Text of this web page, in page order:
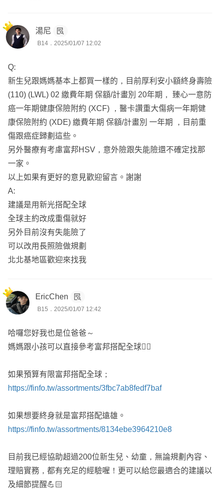
新生兒雖不知道性別 , 但媽媽的部分實支實付建議如此
搭配
⭕️ 失能險只剩下意外造成的失能險 , 醫療失能在去年7/1號
後全部都下架了 ,
目前只剩下長照險 , 但考量理賠嚴苛的問題 , 優先度不
高
以上回覆提供參考 , 若有疑問或不清楚之處 ,可點頭像連
結來訊詢問或討論~
湯尼
B14．2025/01/07 12:02
Q:
新生兒跟媽媽基本上都買一樣的，目前厚利安小額終身壽險
(110) (LWL) 02 繳費年期 保額/計畫別 20年期， 臻心一意防
癌一年期健康保險附約 (XCF) ，醫卡讚重大傷病一年期健
康保險附約 (XDE) 繳費年期 保額/計畫別 一年期 ，目前重
傷跟癌症歸劃這些。
另外醫療有考慮富邦HSV，意外險跟失能險還不確定找那
一家。
以上如果有更好的意見歡迎留言。謝謝
A:
建議是用新光搭配全球
全球主約改成重傷就好
另外目前沒有失能險了
可以改用長照險做規劃
北北基地區歡迎來找我
EricChen
B15．2025/01/07 12:42
哈囉您好我也是位爸爸～
媽媽跟小孩可以直接參考富邦搭配全球👌🏻
如果預算有限富邦搭配全球；
https://finfo.tw/assortments/3fbc7ab8fedf7baf
如果想要終身就是富邦搭配遠雄。
https://finfo.tw/assortments/8134ebe3964210e8
目前我已經協助超過200位新生兒、幼童，無論規劃內容、
理賠實務，都有充足的經驗喔！更可以給您最適合的建議以
及細節提醒💪🏻